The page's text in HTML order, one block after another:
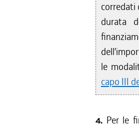
corredati
durata
le
capo III
4. Per le